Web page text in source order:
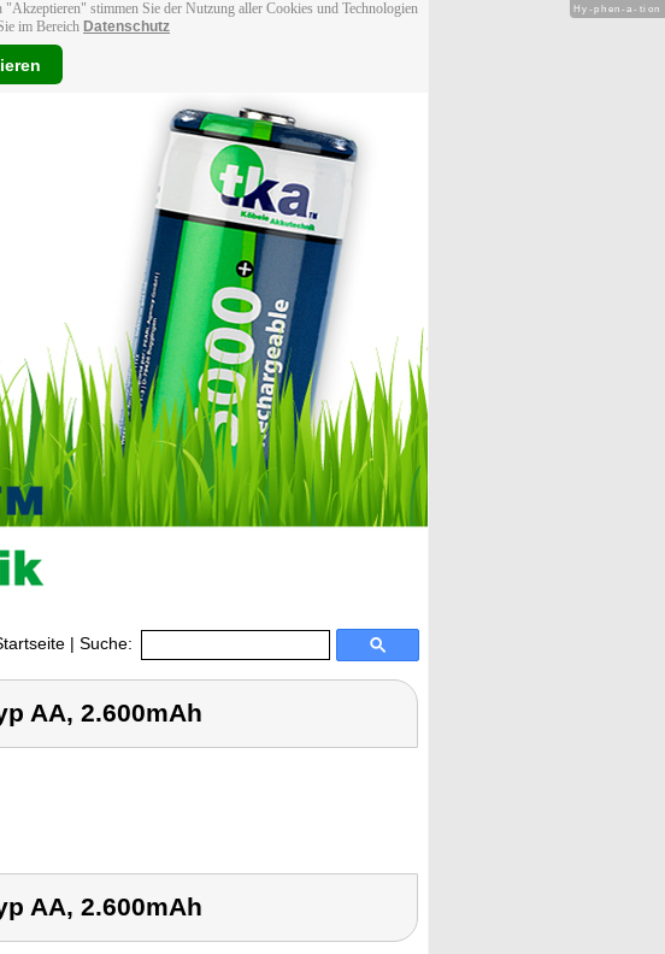
stimmen Sie der Nutzung aller Cookies und Technologien
im Bereich Datenschutz
| Suche:
AA, 2.600mAh
AA, 2.600mAh
Hy-phen-a-tion